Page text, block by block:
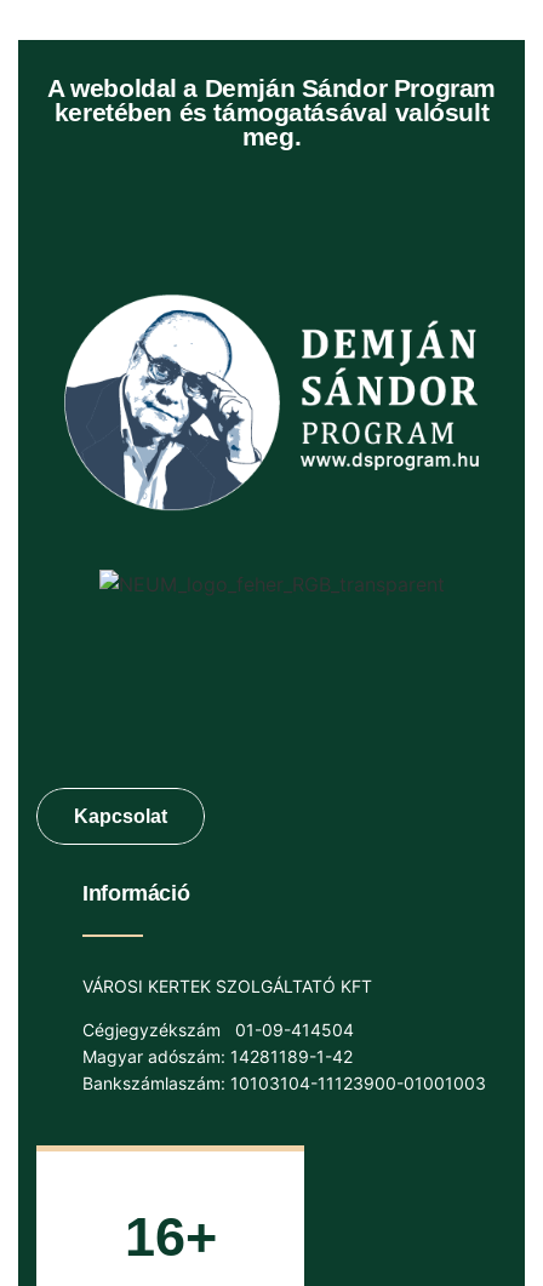
A weboldal a Demján Sándor Program
keretében és támogatásával valósult
meg.
Információ
VÁROSI KERTEK SZOLGÁLTATÓ KFT
Cégjegyzékszám
01-09-414504
Magyar adószám: 14281189-1-42
Bankszámlaszám: 10103104-11123900-01001003
16